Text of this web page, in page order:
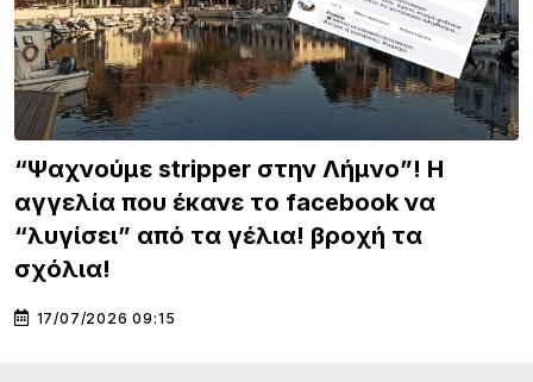
“Ψαχνούμε stripper στην Λήμνο”! Η
αγγελία που έκανε το facebook να
“λυγίσει” από τα γέλια! βροχή τα
σχόλια!
17/07/2026 09:15